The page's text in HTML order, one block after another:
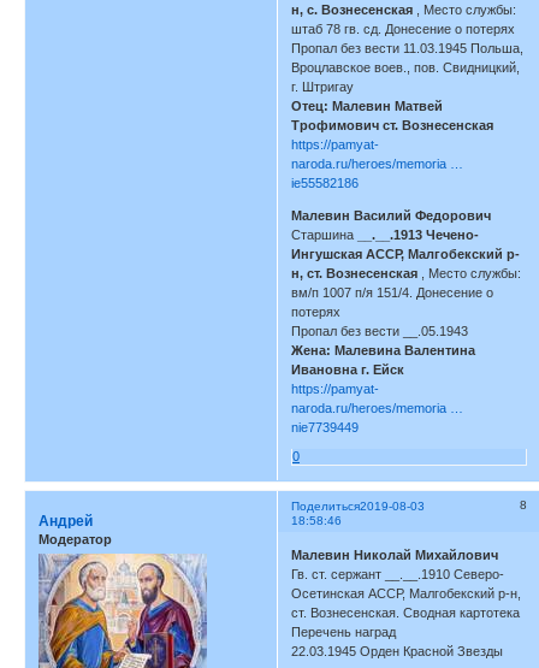
н, с. Вознесенская , Место службы:
штаб 78 гв. сд. Донесение о потерях
Пропал без вести 11.03.1945 Польша,
Вроцлавское воев., пов. Свидницкий,
г. Штригау
Отец: Малевин Матвей
Трофимович ст. Вознесенская
https://pamyat-
naroda.ru/heroes/memoria …
ie55582186
Малевин Василий Федорович
Старшина
__.__.1913 Чечено-
Ингушская АССР, Малгобекский р-
н, ст. Вознесенская , Место службы:
вм/п 1007 п/я 151/4. Донесение о
потерях
Пропал без вести __.05.1943
Жена: Малевина Валентина
Ивановна г. Ейск
https://pamyat-
naroda.ru/heroes/memoria …
nie7739449
0
Поделиться 8
2019-08-03
18:58:46
Андрей
Модератор
Малевин Николай Михайлович
Гв. ст. сержант __.__.1910 Северо-
Осетинская АССР, Малгобекский р-н,
ст. Вознесенская. Сводная картотека
Перечень наград
22.03.1945 Орден Красной Звезды